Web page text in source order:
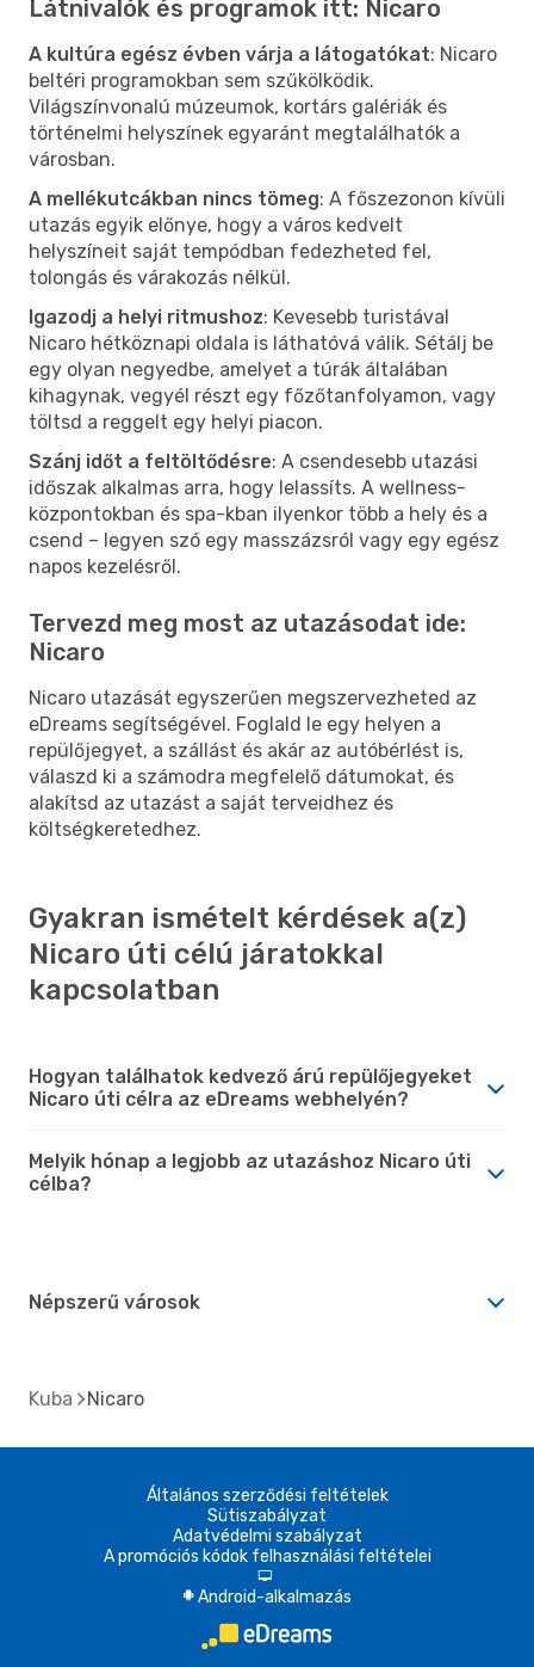
Látnivalók és programok itt: Nicaro
A kultúra egész évben várja a látogatókat: Nicaro
beltéri programokban sem szűkölködik.
Világszínvonalú múzeumok, kortárs galériák és
történelmi helyszínek egyaránt megtalálhatók a
városban.
A mellékutcákban nincs tömeg: A főszezonon kívüli
utazás egyik előnye, hogy a város kedvelt
helyszíneit saját tempódban fedezheted fel,
tolongás és várakozás nélkül.
Igazodj a helyi ritmushoz: Kevesebb turistával
Nicaro hétköznapi oldala is láthatóvá válik. Sétálj be
egy olyan negyedbe, amelyet a túrák általában
kihagynak, vegyél részt egy főzőtanfolyamon, vagy
töltsd a reggelt egy helyi piacon.
Szánj időt a feltöltődésre: A csendesebb utazási
időszak alkalmas arra, hogy lelassíts. A wellness-
központokban és spa-kban ilyenkor több a hely és a
csend – legyen szó egy masszázsról vagy egy egész
napos kezelésről.
Tervezd meg most az utazásodat ide:
Nicaro
Nicaro utazását egyszerűen megszervezheted az
eDreams segítségével. Foglald le egy helyen a
repülőjegyet, a szállást és akár az autóbérlést is,
válaszd ki a számodra megfelelő dátumokat, és
alakítsd az utazást a saját terveidhez és
költségkeretedhez.
Gyakran ismételt kérdések a(z)
Nicaro úti célú járatokkal
kapcsolatban
Hogyan találhatok kedvező árú repülőjegyeket
Nicaro úti célra az eDreams webhelyén?
Melyik hónap a legjobb az utazáshoz Nicaro úti
célba?
Népszerű városok
Kuba Nicaro
Általános szerződési feltételek
Sütiszabályzat
Adatvédelmi szabályzat
A promóciós kódok felhasználási feltételei
d
A Android-alkalmazás